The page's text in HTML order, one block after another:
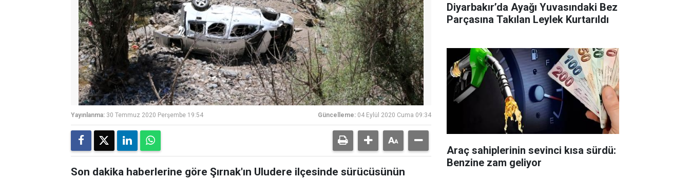
Yayınlanma: 30 Temmuz 2020 Perşembe 19:54 Güncelleme: 04 Eylül 2020 Cuma 09:34
Son dakika haberlerine göre Şırnak'ın Uludere ilçesinde sürücüsünün
Diyarbakır’da Ayağı Yuvasındaki Bez
Parçasına Takılan Leylek Kurtarıldı
Araç sahiplerinin sevinci kısa sürdü:
Benzine zam geliyor